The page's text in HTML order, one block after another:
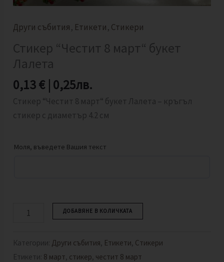
Други събития, Етикети, Стикери
Стикер “Честит 8 март“ букет
Лалета
0,13€ | 0,25лв.
Стикер “Честит 8 март“ букет Лалета – кръгъл
стикер с диаметър 4.2 см
Моля, въведете Вашия текст
ДОБАВЯНЕ В КОЛИЧКАТА
Категории: Други събития, Етикети, Стикери
Етикети: 8 март, стикер, честит 8 март